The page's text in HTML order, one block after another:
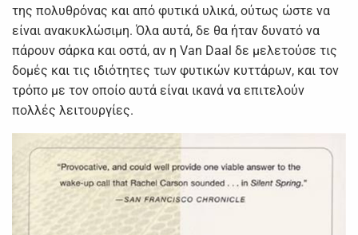
της πολυθρόνας και από φυτικά υλικά, ούτως ώστε να
είναι ανακυκλώσιμη. Όλα αυτά, δε θα ήταν δυνατό να
πάρουν σάρκα και οστά, αν η Van Daal δε μελετούσε τις
δομές και τις ιδιότητες των φυτικών κυττάρων, και τον
τρόπο με τον οποίο αυτά είναι ικανά να επιτελούν
πολλές λειτουργίες.